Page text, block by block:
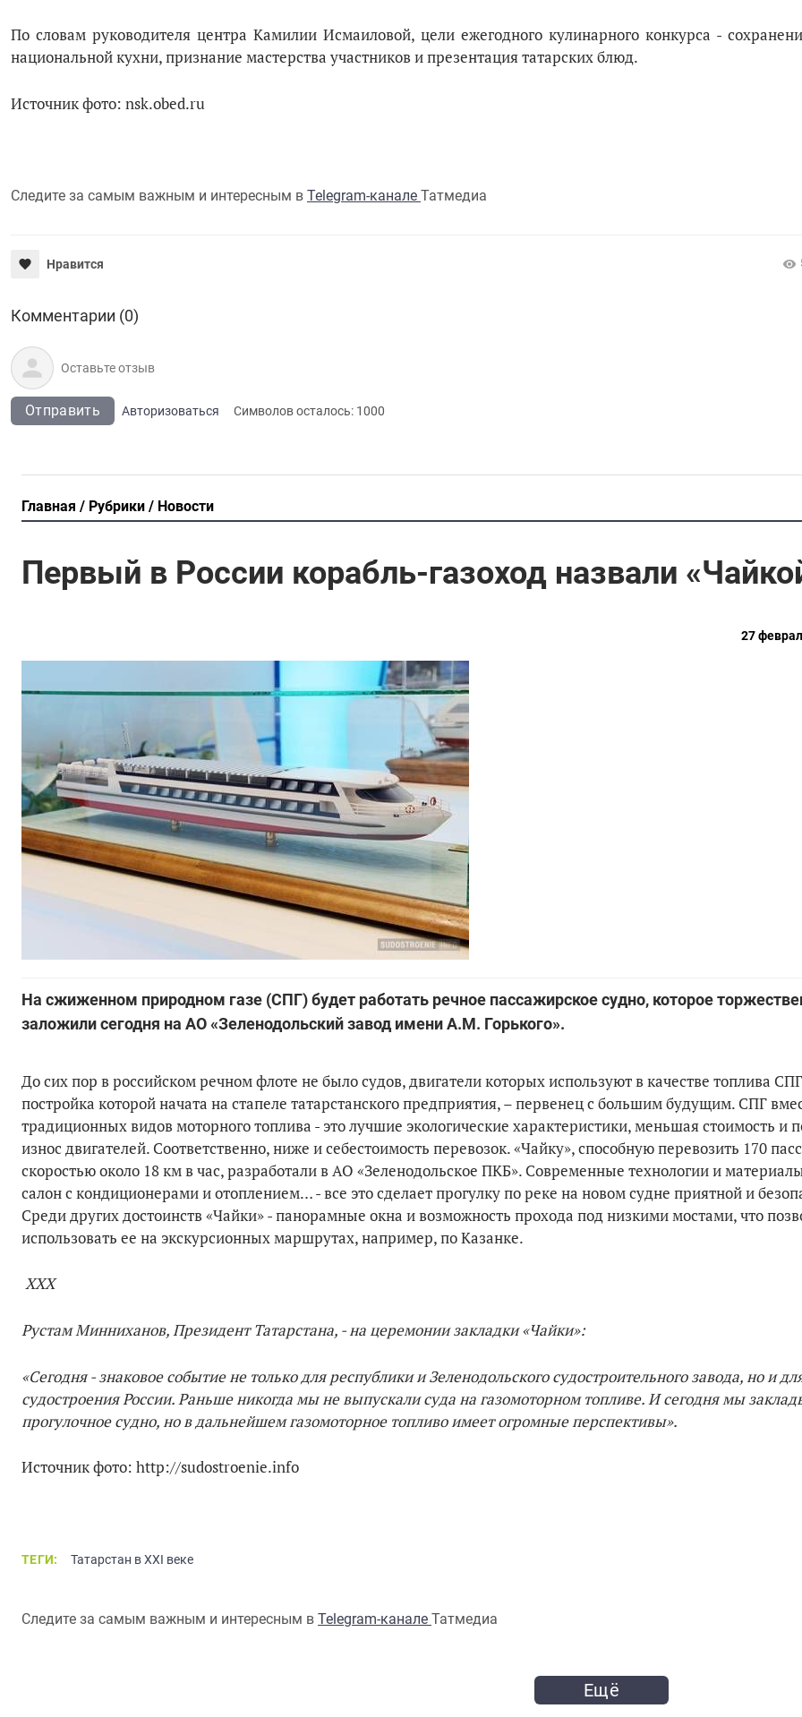
По словам руководителя центра Камилии Исмаиловой, цели ежегодного кулинарного конкурса -
национальной кухни, признание мастерства участников и презентация татарских блюд.
Источник фото: nsk.obed.ru
Следите за самым важным и интересным в Telegram-канале Татмедиа
Нравится
Комментарии (0)
Отправить Авторизоваться Символов осталось: 1000
Главная Рубрики Новости
Первый в России корабль-газоход назвали
27
На сжиженном природном газе (СПГ) будет работать речное пассажирское судно, которое
заложили сегодня на АО «Зеленодольский завод имени А.М. Горького».
До сих пор в российском речном флоте не было судов, двигатели которых используют в качестве топлива
постройка которой начата на стапеле татарстанского предприятия, – первенец с большим будущим. СПГ
традиционных видов моторного топлива - это лучшие экологические характеристики, меньшая стоимость и
износ двигателей. Соответственно, ниже и себестоимость перевозок. «Чайку», способную перевозить 170
скоростью около 18 км в час, разработали в АО «Зеленодольское ПКБ». Современные технологии и
салон с кондиционерами и отоплением… - все это сделает прогулку по реке на новом судне приятной и
Среди других достоинств «Чайки» - панорамные окна и возможность прохода под низкими мостами, что
использовать ее на экскурсионных маршрутах, например, по Казанке.
ХХХ
Рустам Минниханов, Президент Татарстана, - на церемонии закладки «Чайки»:
«Сегодня - знаковое событие не только для республики и Зеленодольского судостроительного завода, но и
судостроения России. Раньше никогда мы не выпускали суда на газомоторном топливе. И сегодня мы
прогулочное судно, но в дальнейшем газомоторное топливо имеет огромные перспективы».
Источник фото: http://sudostroenie.info
ТЕГИ: Татарстан в XXI веке
Следите за самым важным и интересным в Telegram-канале Татмедиа
Ещё